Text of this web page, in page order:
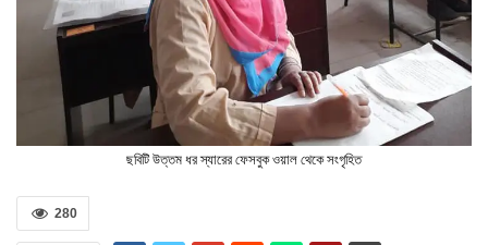
ছবিটি উত্তম ধর স্যারের ফেসবুক ওয়াল থেকে সংগৃহিত
280